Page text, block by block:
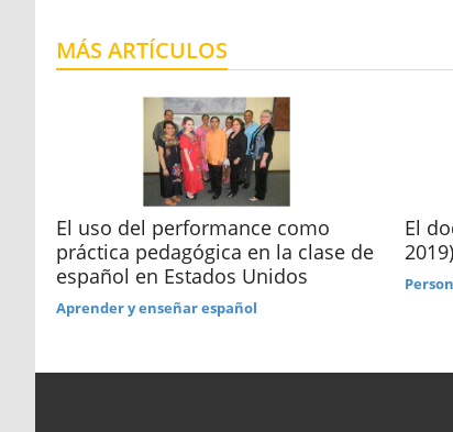
MÁS ARTÍCULOS
El uso del performance como
práctica pedagógica en la clase de
español en Estados Unidos
Aprender y enseñar español
El
2019)